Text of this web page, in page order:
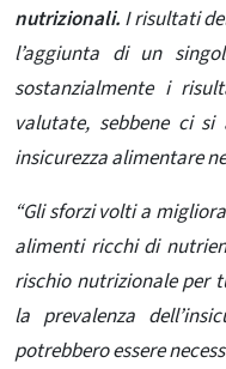
nutrizionali. I risultati
l’aggiunta di un
sostanzialmente i
valutate, sebbene ci
insicurezza alimentare
“Gli sforzi volti a
alimenti ricchi di
rischio nutrizionale per
la prevalenza
potrebbero essere